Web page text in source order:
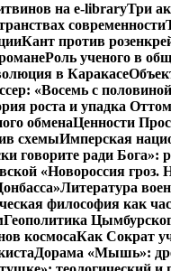
на e-libraryТри
современности
Кант против
Роль ученого в
в Каракасе
«Восемь с
роста и упадка
обменаЦенности
схемыИмперская
говорите ради Бога»:
«Новороссия гроз.
Литература
философия как
Геополитика
космосаКак Сократ
Дорама «Мышь»: